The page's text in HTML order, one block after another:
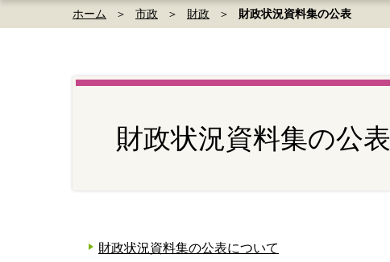
ホーム 市政 財政 財政状況資料集の公表
財政状況資料集の公表
財政状況資料集の公表について